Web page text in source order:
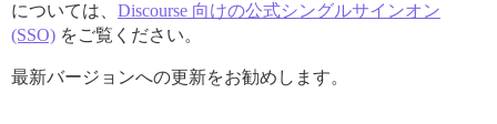
については、 Discourse 向けの公式シングルサインオン
(SSO) をご覧ください。
最新バージョンへの更新をお勧めします。